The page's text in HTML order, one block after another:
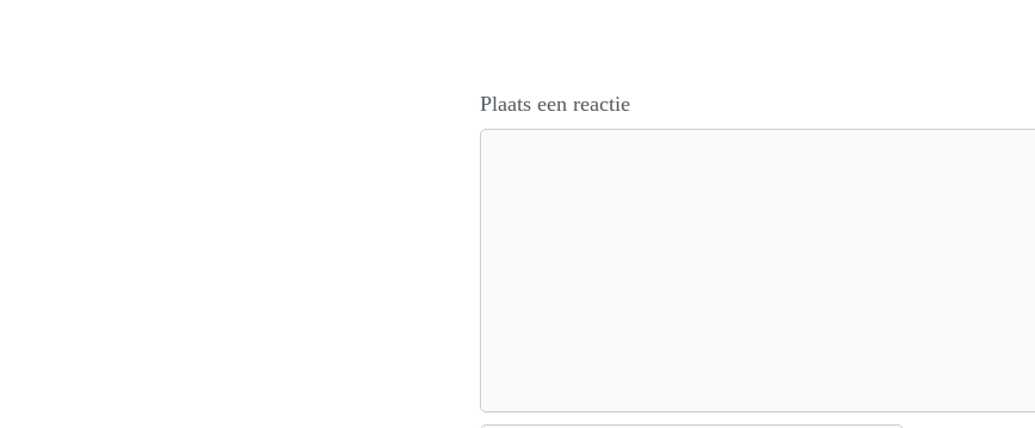
Plaats een reactie